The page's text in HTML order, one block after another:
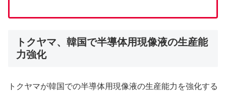
トクヤマ、韓国で半導体用現像液の生産能
力強化
トクヤマが韓国での半導体用現像液の生産能力を強化する